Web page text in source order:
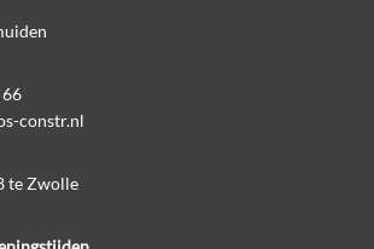
constr.nl
te Zwolle